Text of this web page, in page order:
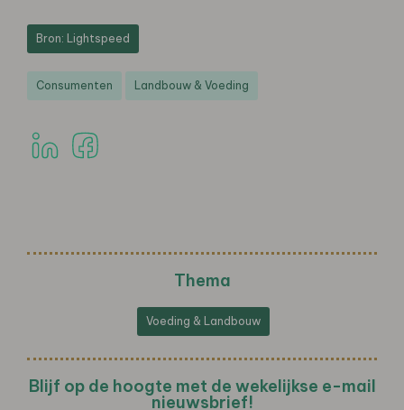
Bron: Lightspeed
Consumenten Landbouw & Voeding
Thema
Voeding & Landbouw
Blijf op de hoogte met de wekelijkse e-mail
nieuwsbrief!